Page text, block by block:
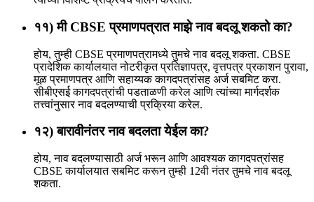
११) मी CBSE प्रमाणपत्रात माझे नाव बदलू शकतो का?
होय, तुम्ही CBSE प्रमाणपत्रामध्ये तुमचे नाव बदलू शकता. CBSE
प्रादेशिक कार्यालयात नोटरीकृत प्रतिज्ञापत्र, वृत्तपत्र प्रकाशन पुरावा,
मूळ प्रमाणपत्र आणि सहाय्यक कागदपत्रांसह अर्ज सबमिट करा.
सीबीएसई कागदपत्रांची पडताळणी करेल आणि त्यांच्या मार्गदर्शक
तत्त्वांनुसार नाव बदलण्याची प्रक्रिया करेल.
१२) बारावीनंतर नाव बदलता येईल का?
होय, नाव बदलण्यासाठी अर्ज भरून आणि आवश्यक कागदपत्रांसह
CBSE कार्यालयात सबमिट करून तुम्ही 12वी नंतर तुमचे नाव बदलू
शकता.